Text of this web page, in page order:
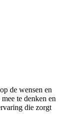
de wensen en
te denken en
die zorgt